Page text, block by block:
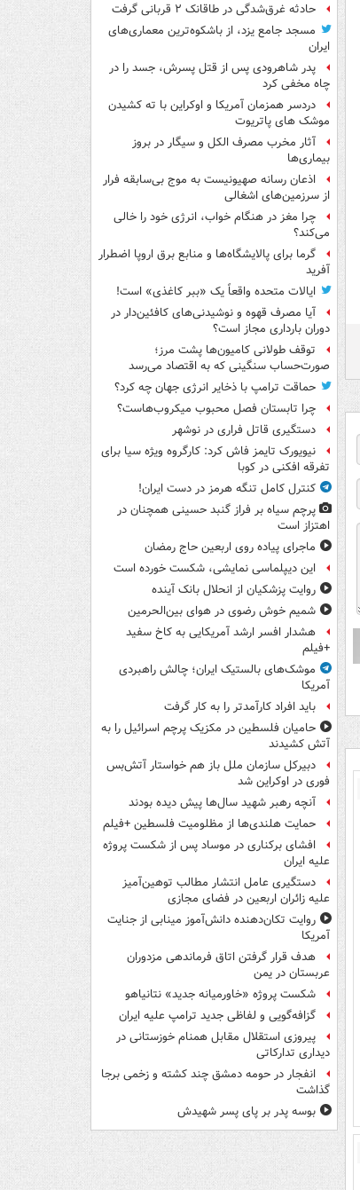
حادثه غرق‌شدگی در طاقانک ۲ قربانی گرفت
مسجد جامع یزد، از باشکوه‌ترین معماری‌های
ایران
پدر شاهرودی پس از قتل پسرش، جسد را در
چاه مخفی کرد
دردسر همزمان آمریکا و اوکراین با ته کشیدن
موشک های پاتریوت
آثار مخرب مصرف الکل و سیگار در بروز
بیماری‌ها
اذعان رسانه صهیونیست به موج بی‌سابقه فرار
از سرزمین‌های اشغالی
چرا مغز در هنگام خواب، انرژی خود را خالی
می‌کند؟
گرما برای پالایشگاه‌ها و منابع برق اروپا اضطرار
آفرید
ایالات متحده واقعاً یک «ببر کاغذی» است!
آیا مصرف قهوه و نوشیدنی‌های کافئین‌دار در
دوران بارداری مجاز است؟
توقف طولانی کامیون‌ها پشت مرز؛
صورت‌حساب سنگینی که به اقتصاد می‌رسد
حماقت ترامپ با ذخایر انرژی جهان چه کرد؟
چرا تابستان فصل محبوب میکروب‌هاست؟
دستگیری قاتل فراری در نوشهر
نیویورک تایمز فاش کرد: کارگروه ویژه سیا برای
تفرقه افکنی در کوبا
کنترل کامل تنگه هرمز در دست ایران!
پرچم سیاه بر فراز گنبد حسینی همچنان در
اهتزاز است
ماجرای پیاده روی اربعین حاج رمضان
این دیپلماسی نمایشی، شکست خورده است
روایت پزشکیان از انحلال بانک آینده
شمیم خوش رضوی در هوای بین‌الحرمین
هشدار افسر ارشد آمریکایی به کاخ سفید
+فیلم
موشک‌های بالستیک ایران؛ چالش راهبردی
آمریکا
باید افراد کارآمدتر را به کار گرفت
حامیان فلسطین در مکزیک پرچم اسرائیل را به
آتش کشیدند
دبیرکل سازمان ملل باز هم خواستار آتش‌بس
فوری در اوکراین شد
آنچه رهبر شهید سال‌ها پیش دیده بودند
حمایت هلندی‌ها از مظلومیت فلسطین +فیلم
افشای برکناری در موساد پس از شکست پروژه
علیه ایران
دستگیری عامل انتشار مطالب توهین‌آمیز
علیه زائران اربعین در فضای مجازی
روایت تکان‌دهنده دانش‌آموز مینابی از جنایت
آمریکا
هدف قرار گرفتن اتاق‌ فرماندهی مزدوران
عربستان در یمن
شکست پروژه «خاورمیانه جدید» نتانیاهو
گزافه‌گویی و لفاظی جدید ترامپ علیه ایران
پیروزی استقلال مقابل همنام خوزستانی در
دیداری تدارکاتی
انفجار در حومه دمشق چند کشته و زخمی برجا
گذاشت
بوسه‌ پدر بر پای پسر شهیدش